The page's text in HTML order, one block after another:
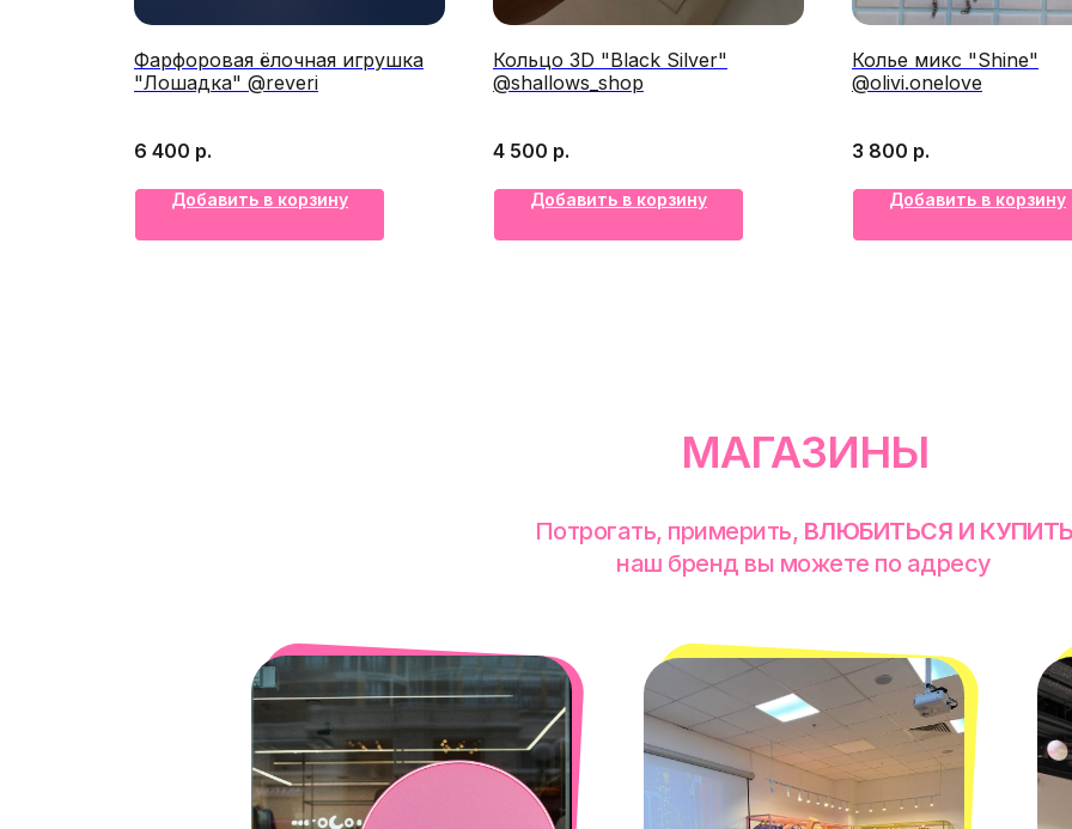
Фарфоровая ёлочная игрушка
"Лошадка" @reveri
6 400 р.
Добавить в корзину
Кольцо 3D "Black Silver"
@shallows_shop
4 500 р.
Добавить в корзину
Колье микс "Shine"
@olivi.onelove
3 800 р.
Добавить в корзину
МАГАЗИНЫ
Потрогать, примерить, ВЛЮБИТЬСЯ И
наш бренд вы можете по адресу